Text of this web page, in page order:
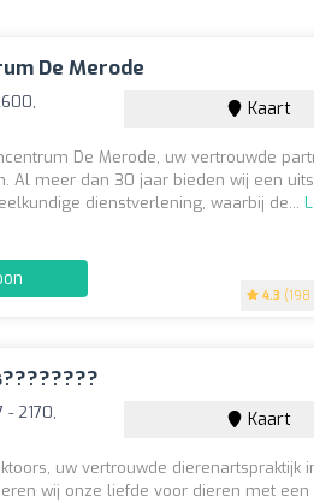
De Merode
4.3 (198
Kaart
De Merode, uw vertrouwde
Al meer dan 30 jaar bieden wij een
dienstverlening, waarbij de...
- 2170,
Kaart
uw vertrouwde dierenartspraktijk
wij onze liefde voor dieren met een